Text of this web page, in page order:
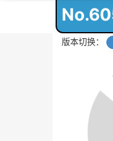
版本切换：